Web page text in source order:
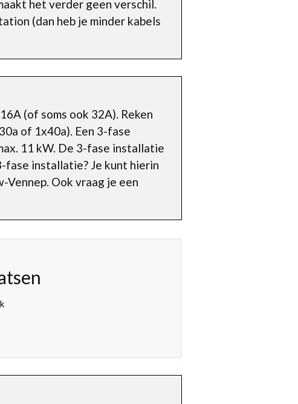
het verder geen verschil.
(dan heb je minder kabels
(of soms ook 32A). Reken
of 1x40a). Een 3-fase
11 kW. De 3-fase installatie
fase installatie? Je kunt hierin
Ook vraag je een